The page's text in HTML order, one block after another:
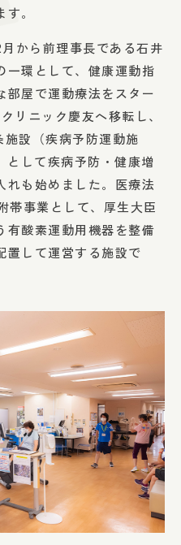
。
から前理事長である石井
一環として、健康運動指
部屋で運動療法をスター
リニック慶友へ移転し、
設（疾病予防運動施
して疾病予防・健康増
れも始めました。医療法
帯事業として、厚生大臣
有酸素運動用機器を整備
置して運営する施設で